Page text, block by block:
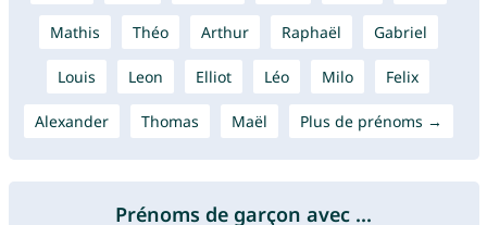
Mathis Théo Arthur Raphaël Gabriel
Louis Leon Elliot Léo Milo Felix
Alexander Thomas Maël Plus de prénoms →
Prénoms de garçon avec ...